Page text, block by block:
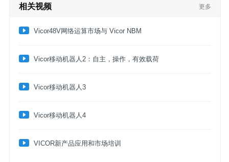
相关视频 更多
Vicor48V网络运算市场与 Vicor NBM
​Vicor移动机器人2：自主，操作，有效载荷
​Vicor移动机器人3
​Vicor移动机器人4
VICOR新产品应用和市场培训